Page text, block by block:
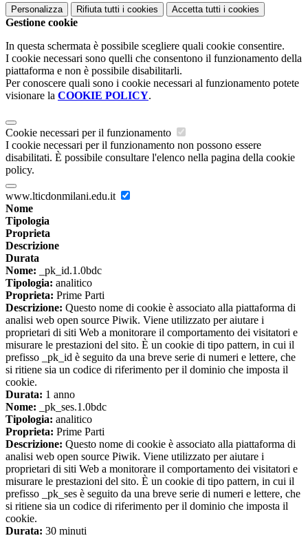
Personalizza Rifiuta tutti i cookies Accetta tutti i cookies
Gestione cookie
In questa schermata è possibile scegliere quali cookie consentire.
I cookie necessari sono quelli che consentono il funzionamento della
piattaforma e non è possibile disabilitarli.
Per conoscere quali sono i cookie necessari al funzionamento potete
visionare la COOKIE POLICY.
Cookie necessari per il funzionamento
I cookie necessari per il funzionamento non possono essere
disabilitati. È possibile consultare l'elenco nella pagina della cookie
policy.
www.lticdonmilani.edu.it
Nome
Tipologia
Proprieta
Descrizione
Durata
Nome: _pk_id.1.0bdc
Tipologia: analitico
Proprieta: Prime Parti
Descrizione: Questo nome di cookie è associato alla piattaforma di
analisi web open source Piwik. Viene utilizzato per aiutare i
proprietari di siti Web a monitorare il comportamento dei visitatori e
misurare le prestazioni del sito. È un cookie di tipo pattern, in cui il
prefisso _pk_id è seguito da una breve serie di numeri e lettere, che
si ritiene sia un codice di riferimento per il dominio che imposta il
cookie.
Durata: 1 anno
Nome: _pk_ses.1.0bdc
Tipologia: analitico
Proprieta: Prime Parti
Descrizione: Questo nome di cookie è associato alla piattaforma di
analisi web open source Piwik. Viene utilizzato per aiutare i
proprietari di siti Web a monitorare il comportamento dei visitatori e
misurare le prestazioni del sito. È un cookie di tipo pattern, in cui il
prefisso _pk_ses è seguito da una breve serie di numeri e lettere, che
si ritiene sia un codice di riferimento per il dominio che imposta il
cookie.
Durata: 30 minuti